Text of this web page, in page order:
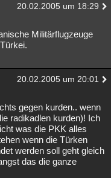
20.02.2005 um 18:29
Militärflugzeuge
20.02.2005 um 20:01
gegen kurden.. wenn
radikadlen kurden)! Ich
was die PKK alles
wenn die Türken
werden soll geht gleich
das die ganze